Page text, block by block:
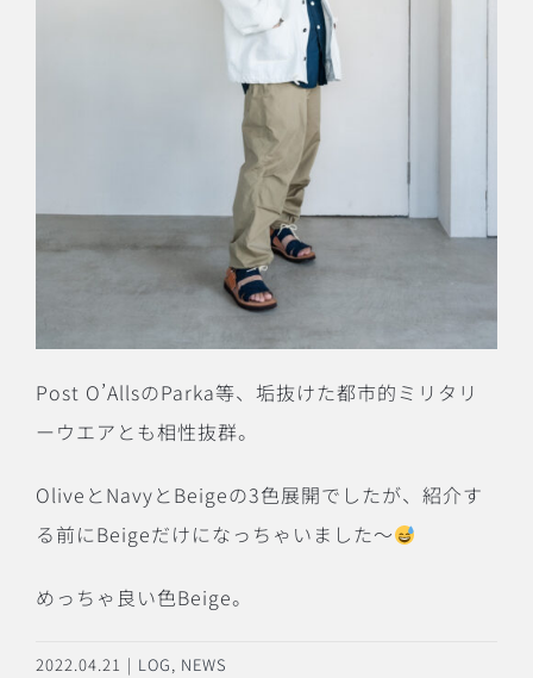
Post O’AllsのParka等、垢抜けた都市的ミリタリ
ーウエアとも相性抜群。
Olive とNavyとBeigeの3色展開でしたが、紹介す
る前にBeigeだけになっちゃいました〜
めっちゃ良い色Beige。
2022.04.21 | LOG, NEWS